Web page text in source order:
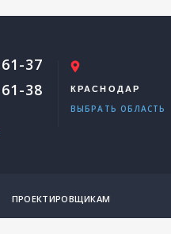
37
38
КРАСНОДАР
ВЫБРАТЬ ОБЛАСТЬ
ПРОЕКТИРОВЩИКАМ